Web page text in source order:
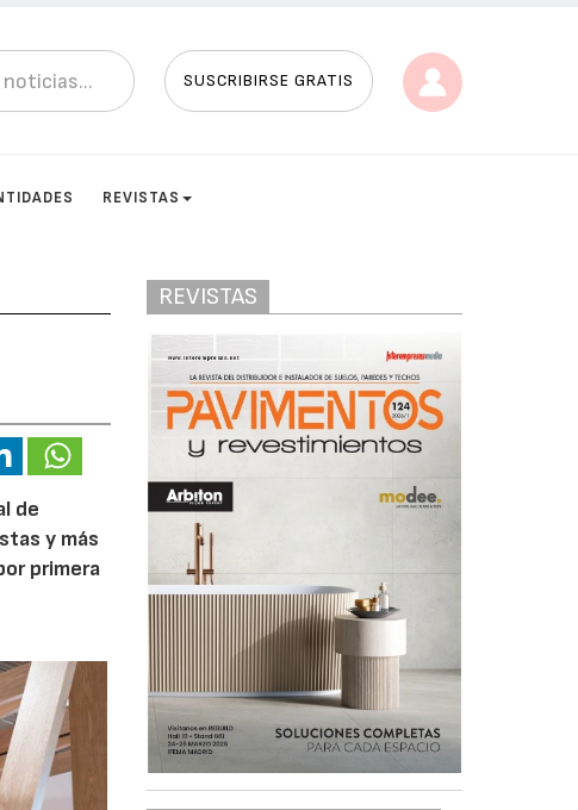
SUSCRIBIRSE GRATIS
REVISTAS
de
y más
primera
REVISTAS